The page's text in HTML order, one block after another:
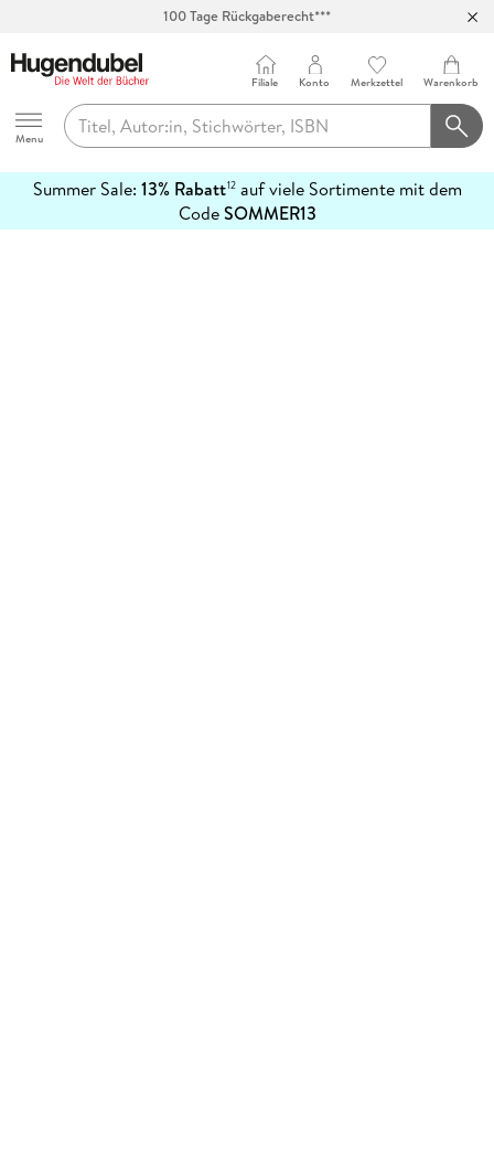
100 Tage Rückgaberecht***
Hugendubel
Menu
Filiale Konto Merkzettel Warenkorb
Summer Sale: 13% Rabatt12auf viele Sortimente mit dem
CodeSOMMER13
erfahren